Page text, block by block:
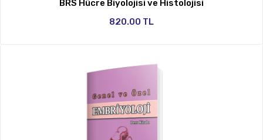
BRS Hücre Biyolojisi ve Histolojisi
820.00 TL